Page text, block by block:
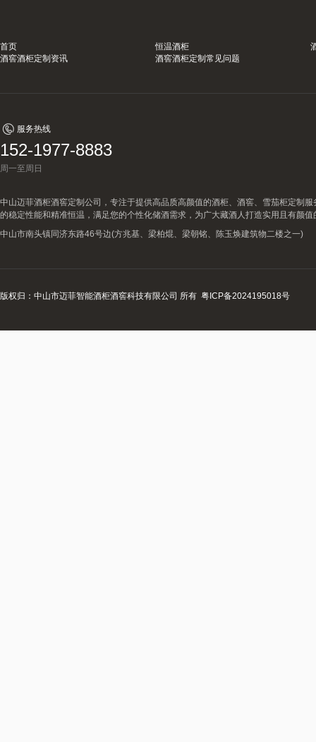
首页 恒温酒柜
酒窖酒柜定制资讯
酒窖酒柜定制常见问题
服务热线
152-1977-8883
周一至周日
中山迈菲酒柜酒窖定制公司，专注于提供高品质高颜值的酒柜、酒窖、雪茄柜定制
的稳定性能和精准恒温，满足您的个性化储酒需求，为广大藏酒人打造实用且有颜值
中山市南头镇同济东路46号边(方兆基、梁柏焜、梁朝铭、陈玉焕建筑物二楼之一)
版权归：中山市迈菲智能酒柜酒窖科技有限公司 所有 粤ICP备2024195018号